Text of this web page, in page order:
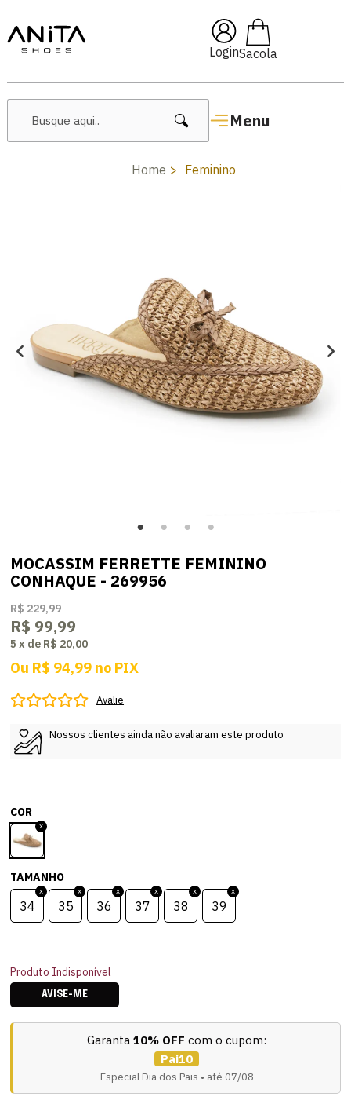
Login
Menu
🔥 Lançamentos Femininos
Home Feminino
MOCASSIM FERRETTE FEMININO
CONHAQUE - 269956
R$ 229,99
R$ 99,99
5 x de R$ 20,00
Ou R$ 94,99 no PIX
Avalie
Nossos clientes ainda não avaliaram este produto
COR
TAMANHO
34 35 36 37 38 39
Produto Indisponível
AVISE-ME
Garanta 10% OFF com o cupom:
Pai10
Especial Dia dos Pais • até 07/08